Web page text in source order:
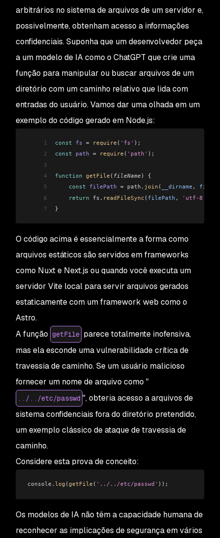
arbitrários no sistema de arquivos de um servidor e,
possivelmente, obtenham acesso a informações
confidenciais. Suponha que um desenvolvedor peça
a um modelo de IA como o ChatGPT que crie uma
função para manipular ou buscar arquivos de um
diretório com um caminho relativo que lida com
entradas do usuário. Vamos dar uma olhada em um
exemplo do código gerado em Node.js:
1 const fs = require ( 'fs' );
2
const path = require ( 'path' );
3
4
function getFile ( fileName ) {
5
    const
filePath = path . join ( __dirname ,
6
    return
fs . readFileSync ( filePath , 'utf-8'
7
}
O código acima é essencialmente a forma como
arquivos estáticos são servidos em frameworks
como Nuxt e Next.js ou quando você executa um
servidor Vite local para servir arquivos gerados
estaticamente com um framework web como o
Astro.
A função getFile parece totalmente inofensiva,
mas ela esconde uma vulnerabilidade crítica de
travessia de caminho. Se um usuário malicioso
fornecer um nome de arquivo como "
../../etc/passwd ", obteria acesso a arquivos de
sistema confidenciais fora do diretório pretendido,
um exemplo clássico de ataque de travessia de
caminho.
Considere esta prova de conceito:
console . log (getFile ( '../../etc/passwd' ));
Os modelos de IA não têm a capacidade humana de
reconhecer as implicações de segurança em vários